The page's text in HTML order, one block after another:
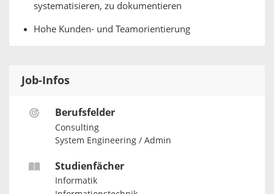
systematisieren, zu dokumentieren
Hohe Kunden- und Teamorientierung
Job-Infos
Berufsfelder
Consulting
System Engineering / Admin
Studienfächer
Informatik